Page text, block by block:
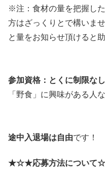
※注：食材の量を把握し
方はざっくりとで構いま
と量をお知らせ頂けると
参加資格：とくに制限なし
「野食」に興味がある人
途中入退場は自由です！
★☆★応募方法につい